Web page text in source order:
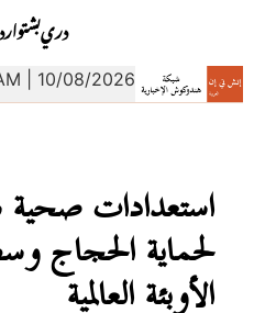
بشتودري
| 10/08/2026
استعدادات
لحماية الحجاج
الأوبئة العالمية